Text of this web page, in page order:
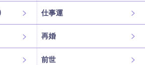
仕事運
再婚
前世